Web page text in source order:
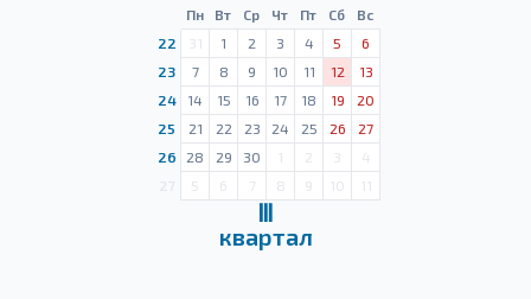
Пн Вт Ср Чт Пт Сб
Вс
22
31 1 2 3 4 5
6
23
7 8 9 10 11 12
13
24
14 15 16 17 18 19
20
25
21 22 23 24 25 26
27
26
28 29 30 1 2 3
4
5 6 7 8 9 10 11
Ⅲ
квартал